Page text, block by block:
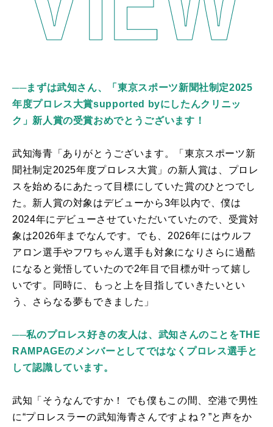
──まずは武知さん、「東京スポーツ新聞社制定2025
年度プロレス大賞supported byにしたんクリニッ
ク」新人賞の受賞おめでとうございます！
武知海青「ありがとうございます。「東京スポーツ新
聞社制定2025年度プロレス大賞」の新人賞は、プロレ
スを始めるにあたって目標にしていた賞のひとつでし
た。新人賞の対象はデビューから3年以内で、僕は
2024年にデビューさせていただいていたので、受賞対
象は2026年までなんです。でも、 2026年にはウルフ
アロン選手やフワちゃん選手も対象になりさらに過酷
になると覚悟していたので2年目で目標が叶って嬉し
いです。同時に、もっと上を目指していきたいとい
う、さらなる夢もできました」
──私のプロレス好きの友人は、武知さんのことをTHE
RAMPAGEのメンバーとしてではなくプロレス選手と
して認識しています。
武知「そうなんですか！ でも僕もこの間、空港で男性
に“プロレスラーの武知海青さんですよね？”と声をか